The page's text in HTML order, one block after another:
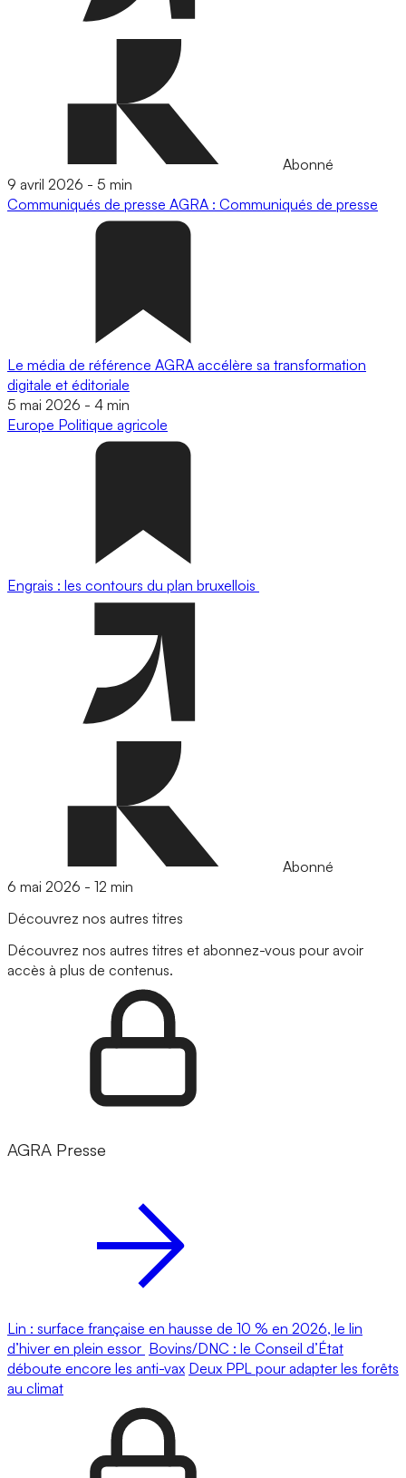
Abonné
9 avril 2026 - 5 min
Communiqués de presse AGRA : Communiqués de presse
Le média de référence AGRA accélère sa transformation
digitale et éditoriale
5 mai 2026 - 4 min
Europe Politique agricole
Engrais : les contours du plan bruxellois
Abonné
6 mai 2026 - 12 min
Découvrez nos autres titres
Découvrez nos autres titres et abonnez-vous pour avoir
accès à plus de contenus.
AGRA Presse
Lin : surface française en hausse de 10 % en 2026, le lin
d’hiver en plein essor Bovins/DNC : le Conseil d’État
déboute encore les anti-vax Deux PPL pour adapter les forêts
au climat